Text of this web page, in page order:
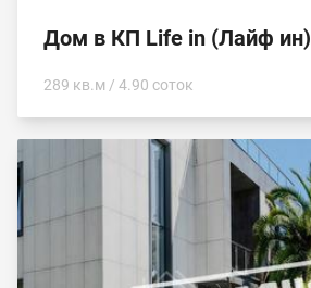
Дом в КП Life in (Лайф ин)
289 кв.м / 4.90 соток